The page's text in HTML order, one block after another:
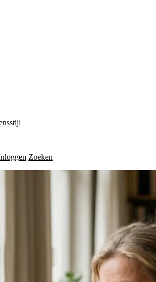
Zoeken